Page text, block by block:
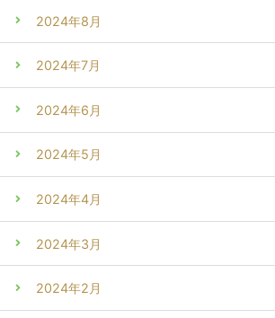
2024年8月
2024年7月
2024年6月
2024年5月
2024年4月
2024年3月
2024年2月